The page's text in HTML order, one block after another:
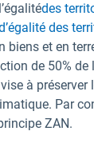
des
des
biens et en
de 50%
à
Par
ZAN.